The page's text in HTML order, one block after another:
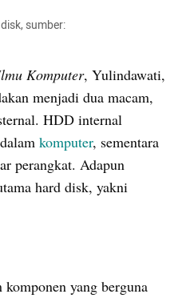
sumber:
Komputer, Yulindawati,
menjadi dua macam,
HDD internal
komputer, sementara
perangkat. Adapun
hard disk, yakni
yang berguna